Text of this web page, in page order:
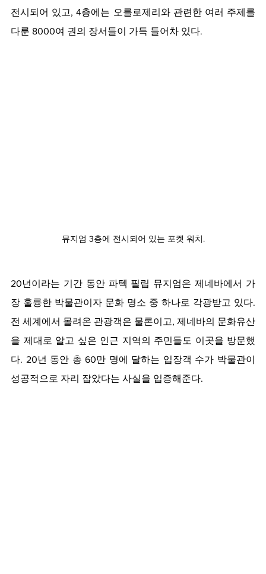
전시되어 있고, 4층에는 오를로제리와 관련한 여러 주제를
다룬 8000여 권의 장서들이 가득 들어차 있다.
뮤지엄 3층에 전시되어 있는 포켓 워치.
20년이라는 기간 동안 파텍 필립 뮤지엄은 제네바에서 가
장 훌륭한 박물관이자 문화 명소 중 하나로 각광받고 있다.
전 세계에서 몰려온 관광객은 물론이고, 제네바의 문화유산
을 제대로 알고 싶은 인근 지역의 주민들도 이곳을 방문했
다. 20년 동안 총 60만 명에 달하는 입장객 수가 박물관이
성공적으로 자리 잡았다는 사실을 입증해준다.